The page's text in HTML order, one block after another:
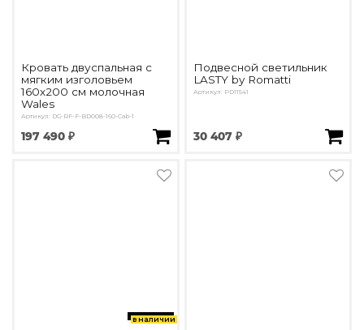
Кровать двуспальная с
мягким изголовьем
160х200 см молочная
Wales
Артикул: DG-RF-F-BD008-160-Cab-1
197 490 ₽
Подвесной светильник
LASTY by Romatti
Артикул: PD11541
30 407 ₽
в наличии